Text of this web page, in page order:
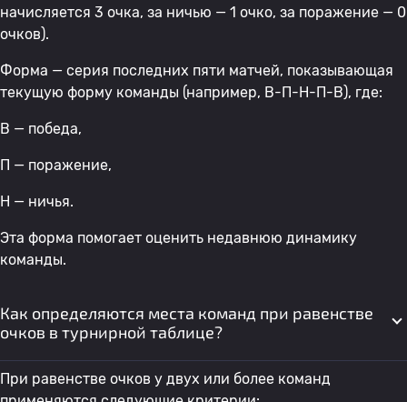
начисляется 3 очка, за ничью — 1 очко, за поражение — 0
очков).
Форма — серия последних пяти матчей, показывающая
текущую форму команды (например, В-П-Н-П-В), где:
В — победа,
П — поражение,
Н — ничья.
Эта форма помогает оценить недавнюю динамику
команды.
Как определяются места команд при равенстве
очков в турнирной таблице?
При равенстве очков у двух или более команд